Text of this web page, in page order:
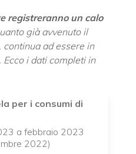
registreranno un calo
già avvenuto il
ad essere in
i dati completi in
per i consumi di
a febbraio 2023
2022)